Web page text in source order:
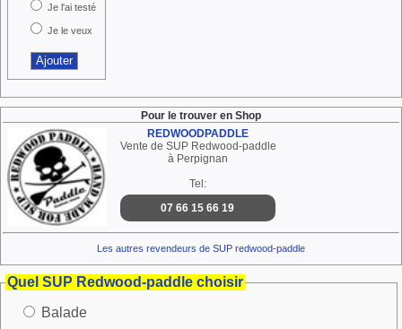
Je l'ai testé
Je le veux
Pour le trouver en Shop
REDWOODPADDLE
Vente de SUP Redwood-paddle
à Perpignan
Tel:
07 66 15 66 19
Les autres revendeurs de SUP redwood-paddle
Quel SUP Redwood-paddle choisir
Balade